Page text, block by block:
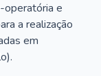
operatória e
a realização
em